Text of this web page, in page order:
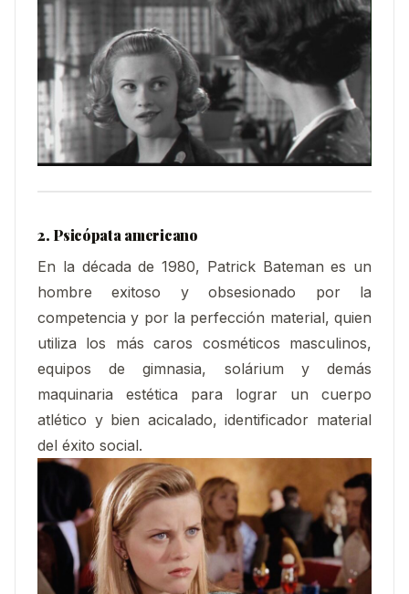
2. Psicópata americano
En la década de 1980, Patrick Bateman es un
hombre exitoso y obsesionado por la
competencia y por la perfección material, quien
utiliza los más caros cosméticos masculinos,
equipos de gimnasia, solárium y demás
maquinaria estética para lograr un cuerpo
atlético y bien acicalado, identificador material
del éxito social.